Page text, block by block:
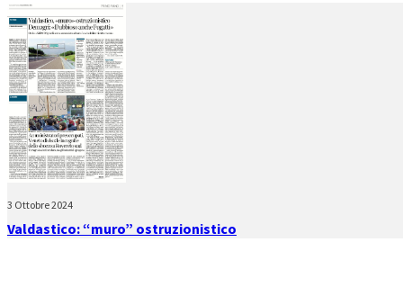
3 Ottobre 2024
Valdastico: “muro” ostruzionistico